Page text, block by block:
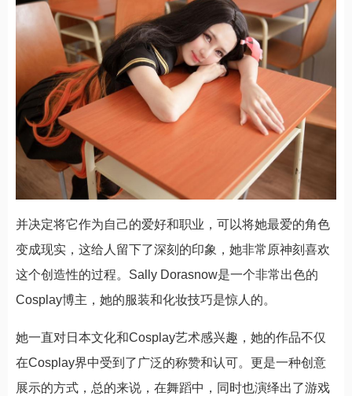
并决定将它作为自己的爱好和职业，可以将她最爱的角色
变成现实，这给人留下了深刻的印象，她非常原神刻喜欢
这个创造性的过程。Sally Dorasnow是一个非常出色的
Cosplay博主，她的服装和化妆技巧是惊人的。
她一直对日本文化和Cosplay艺术感兴趣，她的作品不仅
在Cosplay界中受到了广泛的称赞和认可。更是一种创意
展示的方式，总的来说，在舞蹈中，同时也演绎出了游戏